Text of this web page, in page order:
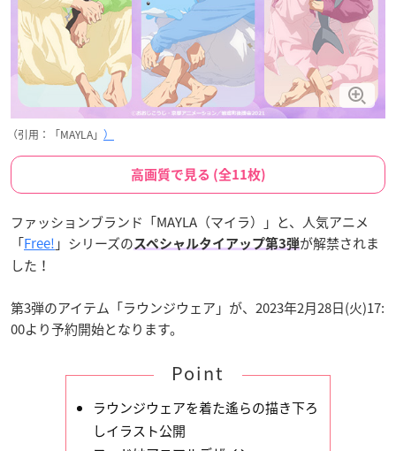
（引用：「MAYLA」 ）
高画質で見る (全11枚)
ファッションブランド「MAYLA（マイラ）」と、人気アニメ
「Free! 」シリーズの スペシャルタイアップ第3弾が解禁されま
した！
第3弾のアイテム「ラウンジウェア」が、2023年2月28日(火)17:
00より予約開始となります。
Point
ラウンジウェアを着た遙らの描き下ろ
しイラスト公開